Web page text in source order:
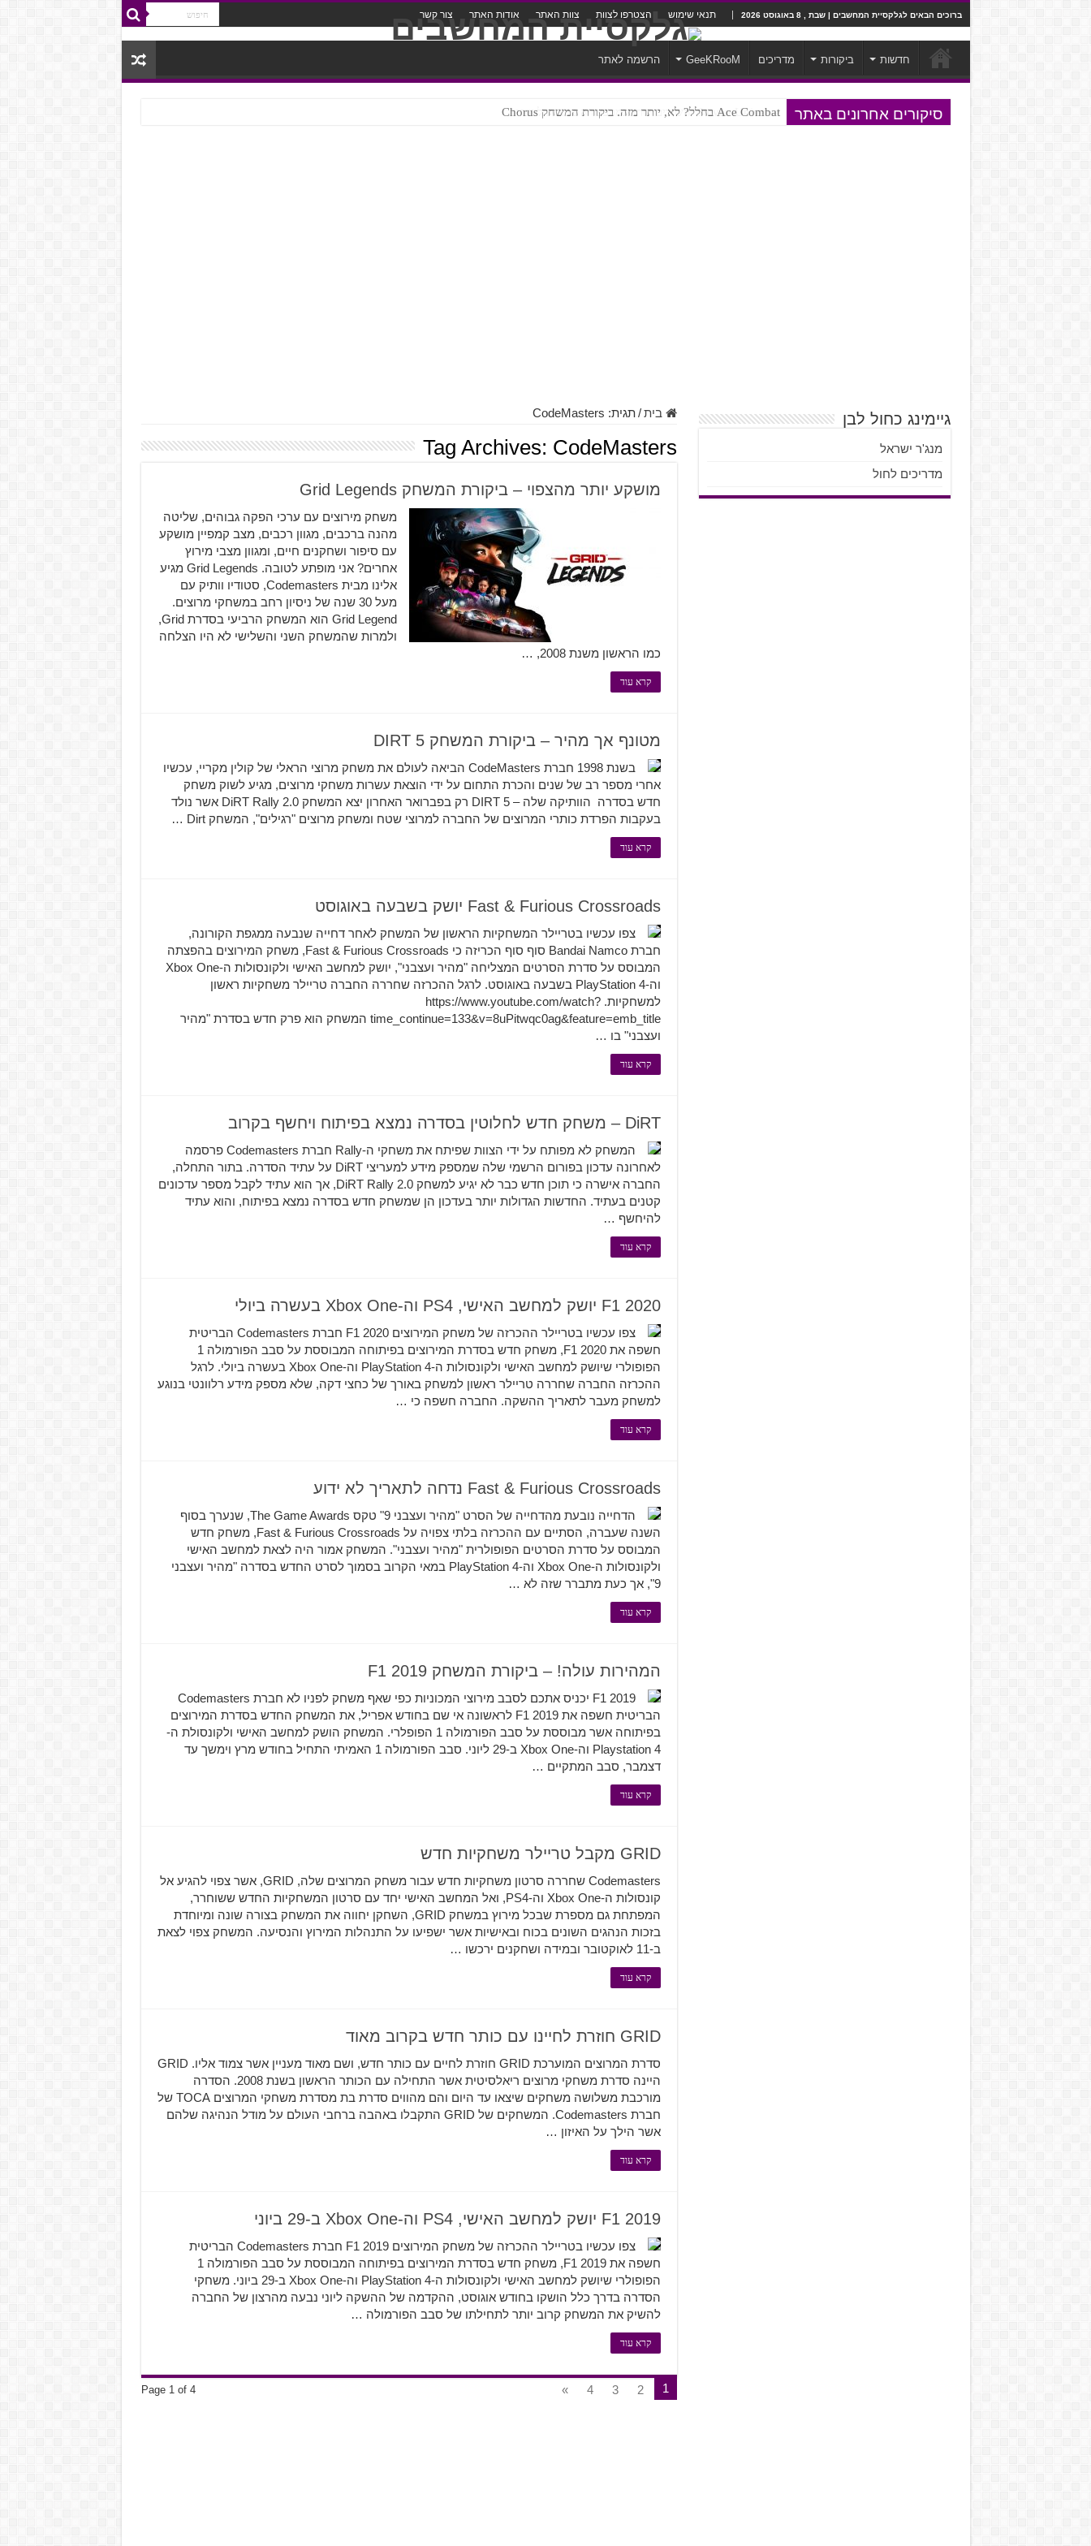
ברוכים הבאים לגלקסיית המחשבים | שבת , 8 באוגוסט 2026 תנאי שימוש הצטרפו לצוות צוות האתר אודות האתר צור קשר
חדשות ביקורות מדריכים GeeKRooM הרשמה לאתר
סיקורים אחרונים באתר Ace Combat בחלל? לא, יותר מזה. ביקורת המשחק Chorus
Steven Universe והשירים שתורגמו בצורה נוראית לעברית
בית / תגית: CodeMasters
Tag Archives: CodeMasters
מושקע יותר מהצפוי – ביקורת המשחק Grid Legends
משחק מירוצים עם ערכי הפקה גבוהים, שליטה
מהנה ברכבים, מגוון רכבים, מצב קמפיין מושקע
עם סיפור ושחקנים חיים, ומגוון מצבי מירוץ
אחרים? אני מופתע לטובה. Grid Legends מגיע
אלינו מבית Codemasters, סטודיו וותיק עם
מעל 30 שנה של ניסיון רחב במשחקי מרוצים.
Grid Legend הוא המשחק הרביעי בסדרת Grid,
ולמרות שהמשחק השני והשלישי לא היו הצלחה
כמו הראשון משנת 2008, …
קרא עוד
מטונף אך מהיר – ביקורת המשחק DIRT 5
בשנת 1998 חברת CodeMasters הביאה לעולם את משחק מרוצי הראלי של קולין מקריי, עכשיו
אחרי מספר רב של שנים והכרת התחום על ידי הוצאת עשרות משחקי מרוצים, מגיע לשוק משחק
חדש בסדרה הוותיקה שלה – DIRT 5 רק בפברואר האחרון יצא המשחק DiRT Rally 2.0 אשר נולד
בעקבות הפרדת כותרי המרוצים של החברה למרוצי שטח ומשחק מרוצים "רגילים", המשחק Dirt …
קרא עוד
Fast & Furious Crossroads יושק בשבעה באוגוסט
צפו עכשיו בטריילר המשחקיות הראשון של המשחק לאחר דחייה שנבעה ממגפת הקורונה,
חברת Bandai Namco סוף סוף הכריזה כי Fast & Furious Crossroads, משחק המירוצים בהפצתה
המבוסס על סדרת הסרטים המצליחה "מהיר ועצבני", יושק למחשב האישי ולקונסולות ה-Xbox One
וה-PlayStation 4 בשבעה באוגוסט. לרגל ההכרזה שחררה החברה טריילר משחקיות ראשון
למשחקיות. https://www.youtube.com/watch?
time_continue=133&v=8uPitwqc0ag&feature=emb_title המשחק הוא פרק חדש בסדרת "מהיר
ועצבני" בו …
קרא עוד
DiRT – משחק חדש לחלוטין בסדרה נמצא בפיתוח ויחשף בקרוב
המשחק לא מפותח על ידי הצוות שפיתח את משחקי ה-Rally חברת Codemasters פרסמה
לאחרונה עדכון בפורום הרשמי שלה שמספק מידע למעריצי DiRT על עתיד הסדרה. בתור התחלה,
החברה אישרה כי תוכן חדש כבר לא יגיע למשחק DiRT Rally 2.0, אך הוא עתיד לקבל מספר עדכונים
קטנים בעתיד. החדשות הגדולות יותר בעדכון הן שמשחק חדש בסדרה נמצא בפיתוח, והוא עתיד
להיחשף …
קרא עוד
F1 2020 יושק למחשב האישי, PS4 וה-Xbox One בעשרה ביולי
צפו עכשיו בטריילר ההכרזה של משחק המירוצים F1 2020 חברת Codemasters הבריטית
חשפה את F1 2020, משחק חדש בסדרת המירוצים בפיתוחה המבוססת על סבב הפורמולה 1
הפופולרי שיושק למחשב האישי ולקונסולות ה-PlayStation 4 וה-Xbox One בעשרה ביולי. לרגל
ההכרזה החברה שחררה טריילר ראשון למשחק באורך של כחצי דקה, שלא מספק מידע רלוונטי בנוגע
למשחק מעבר לתאריך ההשקה. החברה חשפה כי …
קרא עוד
Fast & Furious Crossroads נדחה לתאריך לא ידוע
הדחייה נובעת מהדחייה של הסרט "מהיר ועצבני 9" טקס The Game Awards, שנערך בסוף
השנה שעברה, הסתיים עם ההכרזה בלתי צפויה על Fast & Furious Crossroads, משחק חדש
המבוסס על סדרת הסרטים הפופולרית "מהיר ועצבני". המשחק אמור היה לצאת למחשב האישי
ולקונסולות ה-Xbox One וה-PlayStation 4 במאי הקרוב בסמוך לסרט החדש בסדרה "מהיר ועצבני
9", אך כעת מתברר שזה לא …
קרא עוד
המהירות עולה! – ביקורת המשחק F1 2019
F1 2019 יכניס אתכם לסבב מירוצי המכוניות כפי שאף משחק לפניו לא חברת Codemasters
הבריטית חשפה את F1 2019 לראשונה אי שם בחודש אפריל, את המשחק החדש בסדרת המירוצים
בפיתוחה אשר מבוססת על סבב הפורמולה 1 הפופלרי. המשחק הושק למחשב האישי ולקונסולת ה-
Playstation 4 וה-Xbox One ב-29 ליוני. סבב הפורמולה 1 האמיתי התחיל בחודש מרץ וימשך עד
דצמבר, סבב המתקיים …
קרא עוד
GRID מקבל טריילר משחקיות חדש
Codemasters שחררה סרטון משחקיות חדש עבור משחק המרוצים שלה, GRID, אשר צפוי להגיע אל
קונסולות ה-Xbox One וה-PS4, ואל המחשב האישי יחד עם סרטון המשחקיות החדש ששוחרר,
המפתחת גם מספרת שבכל מירוץ במשחק GRID, השחקן יחווה את המשחק בצורה שונה ומיוחדת
בזכות הנהגים השונים בכוח ובאישיות אשר ישפיעו על התנהלות המירוץ והנסיעה. המשחק צפוי לצאת
ב-11 לאוקטובר ובמידה ושחקנים ירכשו …
קרא עוד
GRID חוזרת לחיינו עם כותר חדש בקרוב מאוד
סדרת המרוצים המוערכת GRID חוזרת לחיים עם כותר חדש, ושם מאוד מעניין אשר צמוד אליו. GRID
היינה סדרת משחקי מרוצים ריאלסיטית אשר התחילה עם הכותר הראשון בשנת 2008. הסדרה
מורכבת משלושה משחקים שיצאו עד היום והם מהווים סדרת בת מסדרת משחקי המרוצים TOCA של
חברת Codemasters. המשחקים של GRID התקבלו באהבה ברחבי העולם על מודל הנהיגה שלהם
אשר הילך על האיזון …
קרא עוד
F1 2019 יושק למחשב האישי, PS4 וה-Xbox One ב-29 ביוני
צפו עכשיו בטריילר ההכרזה של משחק המירוצים F1 2019 חברת Codemasters הבריטית
חשפה את F1 2019, משחק חדש בסדרת המירוצים בפיתוחה המבוססת על סבב הפורמולה 1
הפופולרי שיושק למחשב האישי ולקונסולות ה-PlayStation 4 וה-Xbox One ב-29 ביוני. משחקי
הסדרה בדרך כלל הושקו בחודש אוגוסט, ההקדמה של ההשקה ליוני נבעה מהרצון של החברה
להשיק את המשחק קרוב יותר לתחילתו של סבב הפורמולה …
קרא עוד
Page 1 of 4 1
2
3
4
»
גיימינג כחול לבן
מנג'ר ישראל
מדריכים לחול